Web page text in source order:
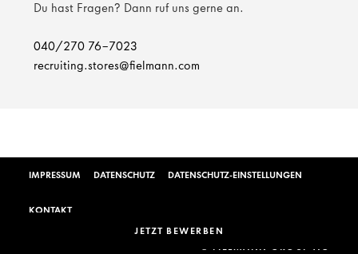
JETZT BEWERBEN
Du hast Fragen? Dann ruf uns gerne an.
040/270 76-7023
recruiting.stores@fielmann.com
IMPRESSUM DATENSCHUTZ DATENSCHUTZ-EINSTELLUNGEN
KONTAKT
© FIELMANN GROUP AG